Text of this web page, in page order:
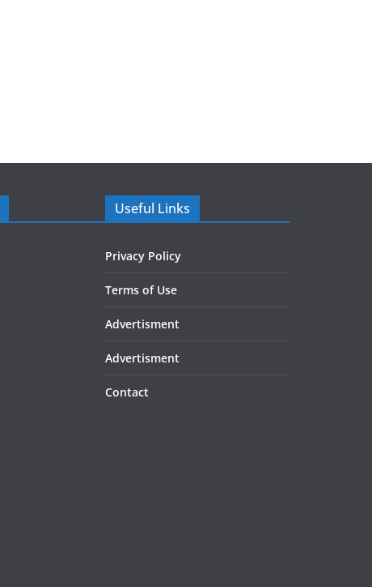
Useful Links
Privacy Policy
Terms of Use
Advertisment
Advertisment
Contact